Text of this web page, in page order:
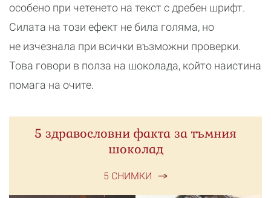
особено при четенето на текст с дребен шрифт.
Силата на този ефект не била голяма, но
не изчезнала при всички възможни проверки.
Това говори в полза на шоколада, който наистина
помага на очите.
5 здравословни факта за тъмния
шоколад
5 СНИМКИ